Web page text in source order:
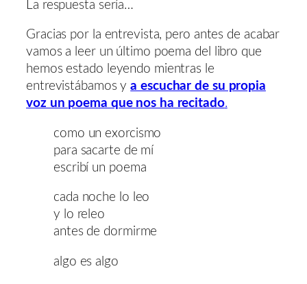
La respuesta sería…
Gracias por la entrevista, pero antes de acabar
vamos a leer un último poema del libro que
hemos estado leyendo mientras le
entrevistábamos ya escuchar de su propia
voz un poema que nos ha recitado.
como un exorcismo
para sacarte de mí
escribí un poema
cada noche lo leo
y lo releo
antes de dormirme
algo es algo